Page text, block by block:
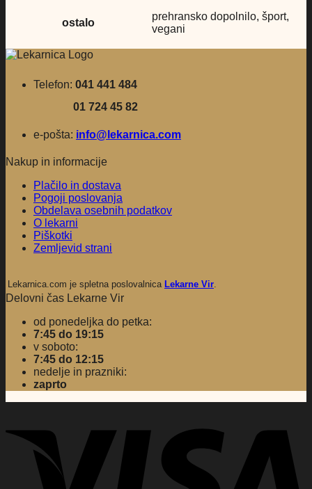
ostalo
prehransko dopolnilo, šport,
vegani
Telefon: 041 441 484
01 724 45 82
e-pošta: info@lekarnica.com
Nakup in informacije
Plačilo in dostava
Pogoji poslovanja
Obdelava osebnih podatkov
O lekarni
Piškotki
Zemljevid strani
Lekarnica.com je spletna poslovalnica Lekarne Vir
Delovni čas Lekarne Vir
od ponedeljka do petka:
7:45 do 19:15
v soboto:
7:45 do 12:15
nedelje in prazniki:
zaprto